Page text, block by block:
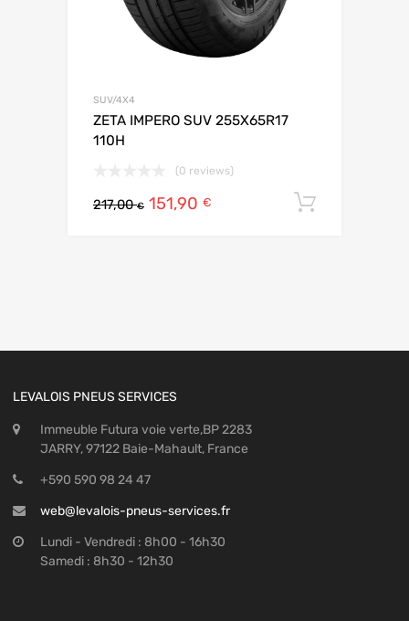
SUV/4X4
ZETA IMPERO SUV 255X65R17
110H
(0 reviews)
217,00€ 151,90 €
LEVALOIS PNEUS SERVICES
Immeuble Futura voie verte,BP 2283
JARRY, 97122 Baie-Mahault, France
+590 590 98 24 47
web@levalois-pneus-services.fr
Lundi - Vendredi : 8h00 - 16h30
Samedi : 8h30 - 12h30